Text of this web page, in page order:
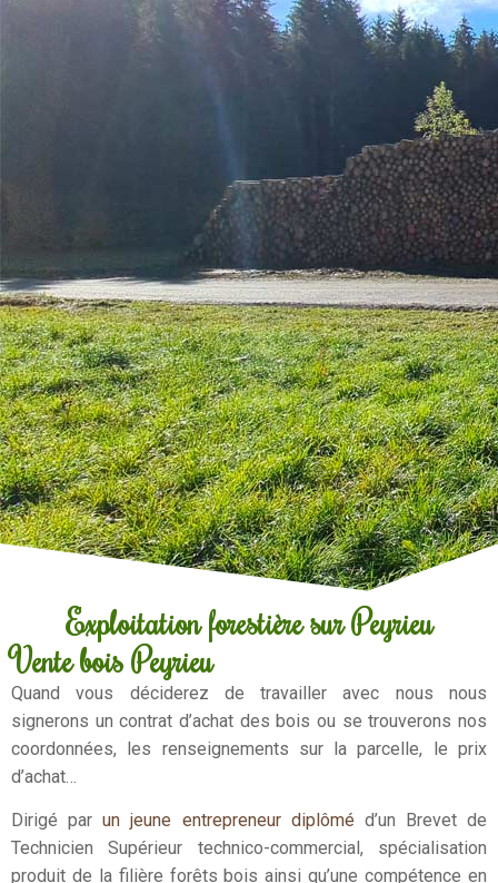
Exploitation forestière sur Peyrieu
Vente bois Peyrieu
Quand vous déciderez de travailler avec nous nous
signerons un contrat d’achat des bois ou se trouverons nos
coordonnées, les renseignements sur la parcelle, le prix
d’achat…
Dirigé parun jeune entrepreneur diplômé d’un Brevet de
Technicien Supérieur technico-commercial, spécialisation
produit de la filière forêts bois ainsi qu’une compétence en